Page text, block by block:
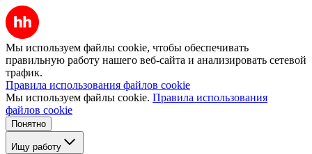
Мы используем файлы cookie, чтобы обеспечивать
правильную работу нашего веб-сайта и анализировать сетевой
трафик.
Правила использования файлов cookie
Мы используем файлы cookie. Правила использования
файлов cookie
Понятно
Ищу работу